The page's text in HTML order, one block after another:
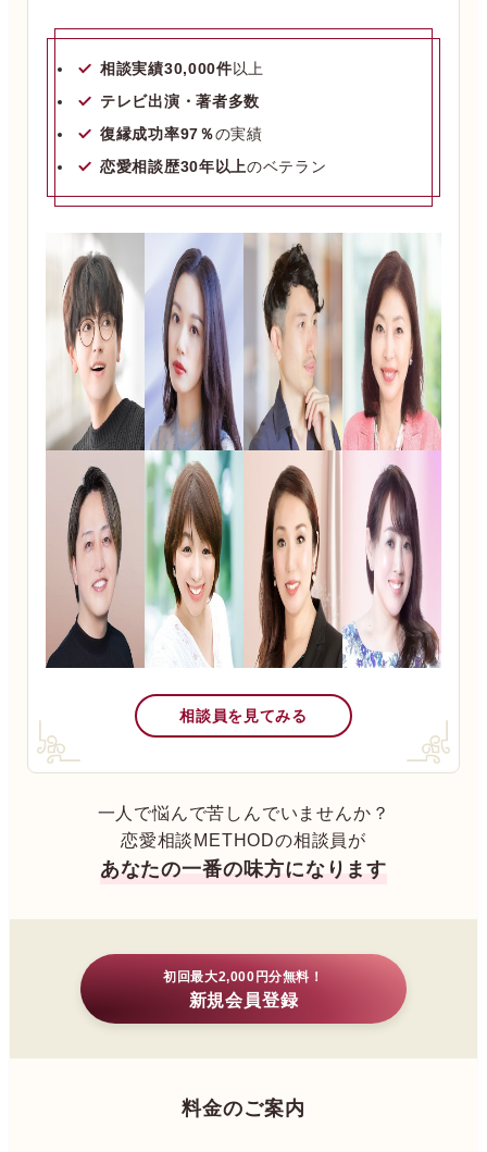
相談実績30,000件以上
テレビ出演・著者多数
復縁成功率97％の実績
恋愛相談歴30年以上のベテラン
相談員を見てみる
一人で悩んで苦しんでいませんか？
恋愛相談METHODの相談員が
あなたの一番の味方になります
初回最大2,000円分無料！
新規会員登録
料金のご案内